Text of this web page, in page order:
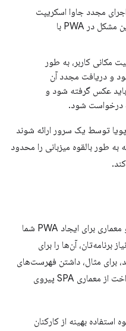
مجدد جاوا اسکریپت
یا CSS شما بسیار گران است. این مشکل در PWA با
کاربر، به طور
دریافت مجدد آن
عکس گرفته شود و
شود.
توسط یک سرور ارائه شوند
بالقوه میزبانی را محدود
حتی با وجود این مزایا و معایب، هر دو معماری برای ایجاد PWA شما
آن‌ها را برای
مثال، داشتن فهرست‌های
فروشگاه از معماری MPA و جریان پرداخت از معماری SPA پیروی
بهینه از کارکنان